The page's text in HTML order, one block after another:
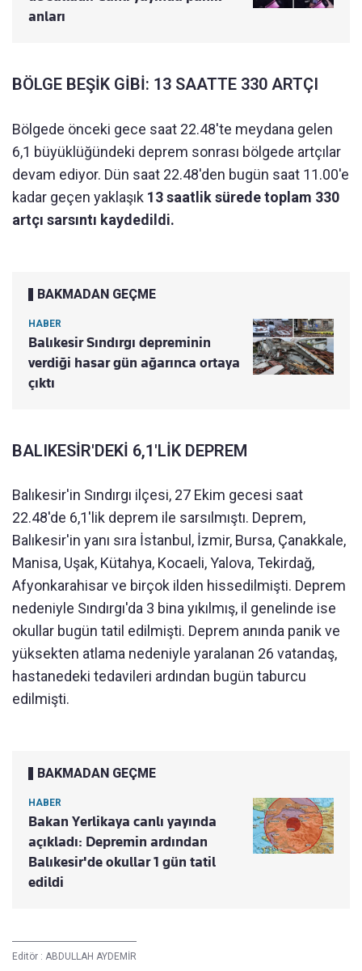
anları
BÖLGE BEŞİK GİBİ: 13 SAATTE 330 ARTÇI
Bölgede önceki gece saat 22.48'te meydana gelen
6,1 büyüklüğündeki deprem sonrası bölgede artçılar
devam ediyor. Dün saat 22.48'den bugün saat 11.00'e
kadar geçen yaklaşık 13 saatlik sürede toplam 330
artçı sarsıntı kaydedildi.
BAKMADAN GEÇME
HABER
Balıkesir Sındırgı depreminin
verdiği hasar gün ağarınca ortaya
çıktı
BALIKESİR'DEKİ 6,1'LİK DEPREM
Balıkesir'in Sındırgı ilçesi, 27 Ekim gecesi saat
22.48'de 6,1'lik deprem ile sarsılmıştı. Deprem,
Balıkesir'in yanı sıra İstanbul, İzmir, Bursa, Çanakkale,
Manisa, Uşak, Kütahya, Kocaeli, Yalova, Tekirdağ,
Afyonkarahisar ve birçok ilden hissedilmişti. Deprem
nedeniyle Sındırgı'da 3 bina yıkılmış, il genelinde ise
okullar bugün tatil edilmişti. Deprem anında panik ve
yüksekten atlama nedeniyle yaralanan 26 vatandaş,
hastanedeki tedavileri ardından bugün taburcu
edilmişti.
BAKMADAN GEÇME
HABER
Bakan Yerlikaya canlı yayında
açıkladı: Depremin ardından
Balıkesir'de okullar 1 gün tatil
edildi
Editör : ABDULLAH AYDEMİR